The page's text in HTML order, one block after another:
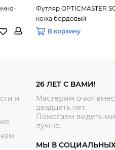
Футляр OPTICMASTER
кожа бордовый
В корзину
и
26 ЛЕТ С ВАМИ!
Мастерим очки
двадцать лет.
Помогаем видеть
лучше.
МЫ В СОЦИАЛЬНЫХ